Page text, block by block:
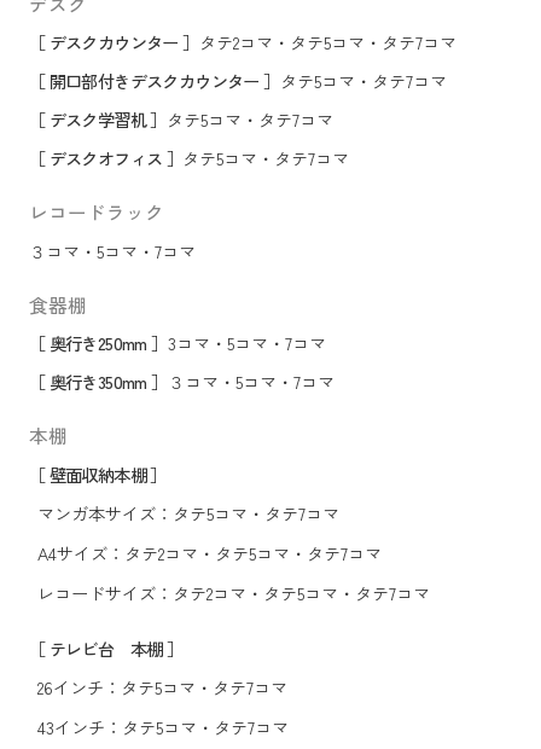
［ デスクカウンター ］ タテ2コマ ・ タテ5コマ ・ タテ7コマ
［ 開口部付きデスクカウンター ］ タテ5コマ ・ タテ7コマ
［ デスク学習机 ］ タテ5コマ ・ タテ7コマ
［ デスクオフィス ］ タテ5コマ ・ タテ7コマ
レコードラック
３コマ ・ 5コマ ・ 7コマ
食器棚
［ 奥行き250mm ］ 3コマ ・ 5コマ ・ 7コマ
［ 奥行き350mm ］ ３コマ ・ 5コマ ・ 7コマ
本棚
［ 壁面収納本棚 ］
マンガ本サイズ： タテ5コマ ・ タテ7コマ
A4サイズ： タテ2コマ ・ タテ5コマ ・ タテ7コマ
レコードサイズ： タテ2コマ ・ タテ5コマ ・ タテ7コマ
［ テレビ台 本棚 ］
26インチ： タテ5コマ ・ タテ7コマ
43インチ： タテ5コマ ・ タテ7コマ